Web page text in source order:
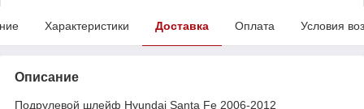
Характеристики Доставка Оплата Условия
Описание
Подрулевой шлейф Hyundai Santa Fe 2006-2012